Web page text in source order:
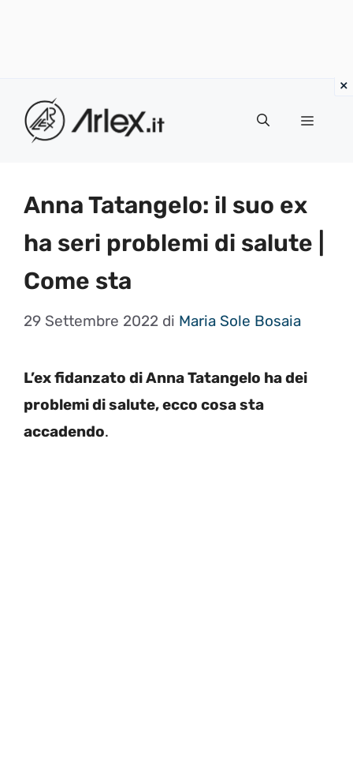
contenuto
Menu
Anna Tatangelo: il suo ex
ha seri problemi di salute |
Come sta
29 Settembre 2022 di Maria Sole Bosaia
L’ex fidanzato di Anna Tatangelo ha dei
problemi di salute, ecco cosa sta
accadendo.